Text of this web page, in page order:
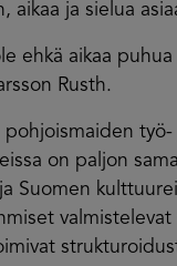
aikaa ja sielua
ehkä aikaa
Rusth.
pohjoismaiden työ-
on paljon
Suomen
valmistelevat